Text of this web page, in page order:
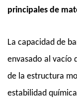
principales de
La capacidad de
envasado al vacío
de la estructura
estabilidad